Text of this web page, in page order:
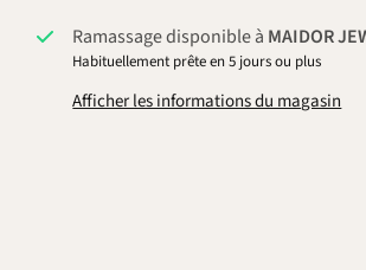
Ramassage disponible à MAIDOR
Habituellement prête en 5 jours ou plus
Afficher les informations du magasin